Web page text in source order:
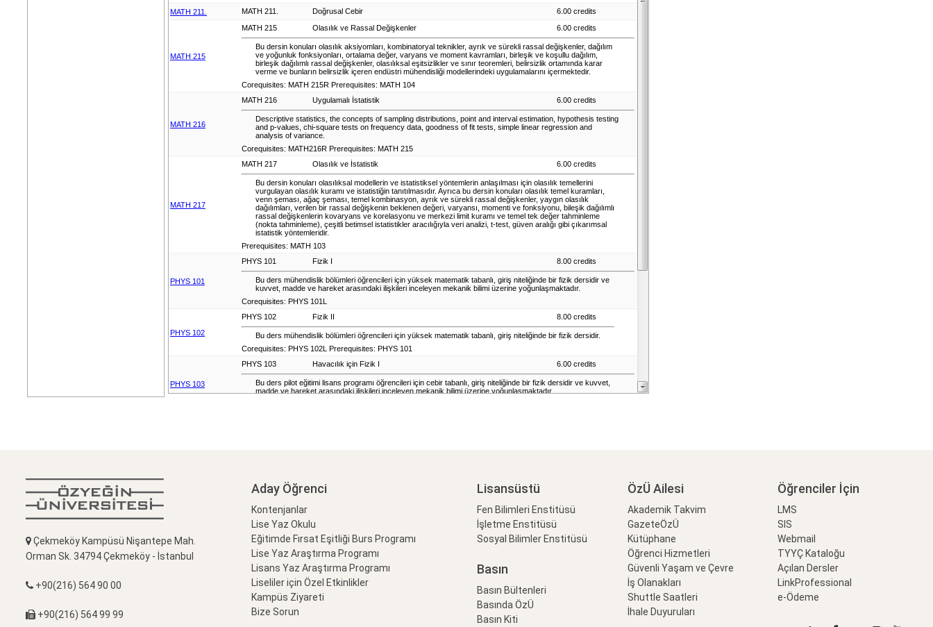
Çekmeköy Kampüsü Nişantepe Mah.
Orman Sk. 34794 Çekmeköy - İstanbul
+90(216) 564 90 00
+90(216) 564 99 99
Aday Öğrenci
Kontenjanlar
Lise Yaz Okulu
Eğitimde Fırsat Eşitliği Burs Programı
Lise Yaz Araştırma Programı
Lisans Yaz Araştırma Programı
Liseliler için Özel Etkinlikler
Kampüs Ziyareti
Bize Sorun
Lisansüstü
Fen Bilimleri Enstitüsü
İşletme Enstitüsü
Sosyal Bilimler Enstitüsü
Basın
Basın Bültenleri
Basında ÖzÜ
Basın Kiti
ÖzÜ Ailesi
Akademik Takvim
GazeteÖzÜ
Kütüphane
Öğrenci Hizmetleri
Güvenli Yaşam ve Çevre
İş Olanakları
Shuttle Saatleri
İhale Duyuruları
Öğrenciler İçin
LMS
SIS
Webmail
TYYÇ Kataloğu
Açılan Dersler
LinkProfessional
e-Ödeme